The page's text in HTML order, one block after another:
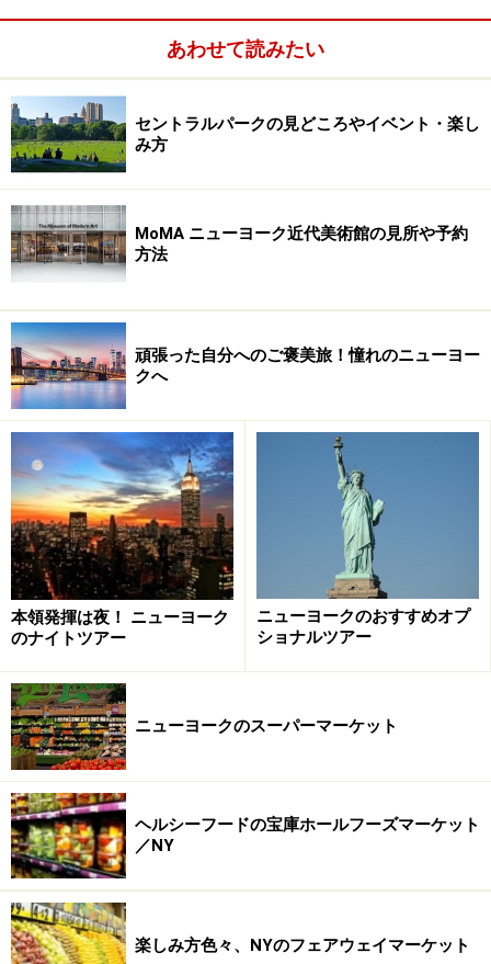
ヨーロピアンアート、印象派
ドガの作品も発見 photo: MET
日本人に特に人気なのが印象派アーティストによる絵画
でしょう。ここメトロポリタン美術館では、モネ、セザ
ンヌ、ロートレック、マネ、ルノワールなどの、代表的
な作品がずらりと集結。特に、セザンヌとマネの作品が
充実しています。ヨーロピアンアートのセクションは宗
が、マップを見ながら効率良く回りましょう。
モダンアート
開放的なモダンアートギャラリー
あわせて読みたい
セントラルパークの見どころやイベント・楽し
み方
MoMA ニューヨーク近代美術館の見所や予約
方法
頑張った自分へのご褒美旅！憧れのニューヨー
クへ
本領発揮は夜！ ニューヨーク
のナイトツアー
ニューヨークのおすすめオプ
ショナルツアー
ニューヨークのスーパーマーケット
ヘルシーフードの宝庫ホールフーズマーケット
／NY
楽しみ方色々、NYのフェアウェイマーケット